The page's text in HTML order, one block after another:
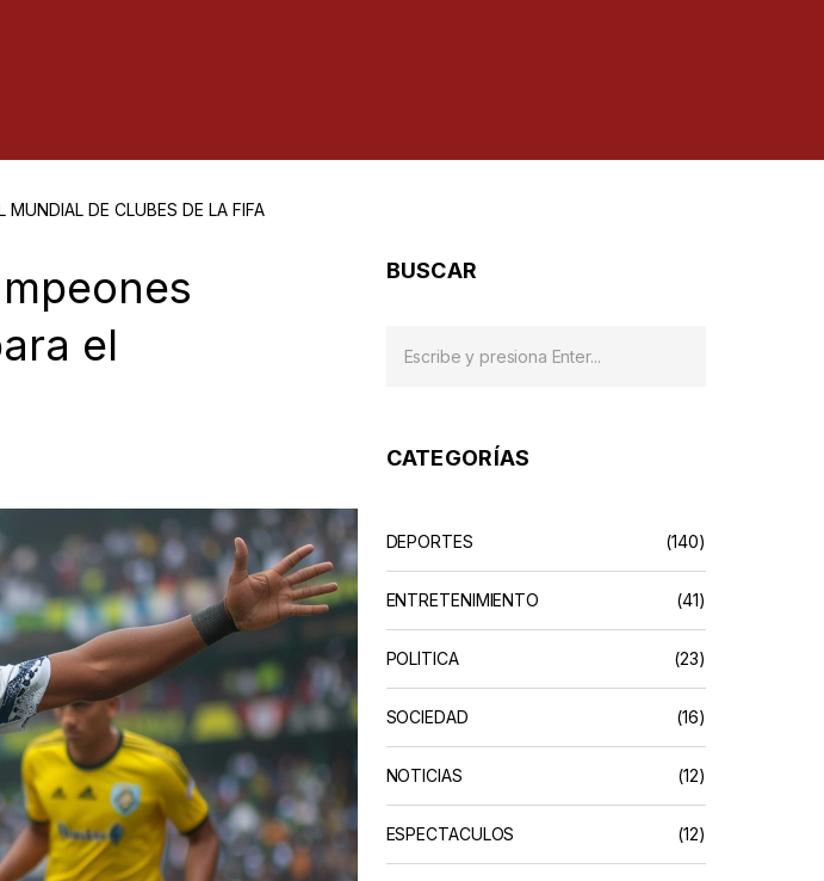
MUNDIAL DE CLUBES DE LA FIFA
el
BUSCAR
CATEGORÍAS
DEPORTES (140)
ENTRETENIMIENTO (41)
POLÍTICA (23)
SOCIEDAD (16)
NOTICIAS (12)
ESPECTACULOS (12)